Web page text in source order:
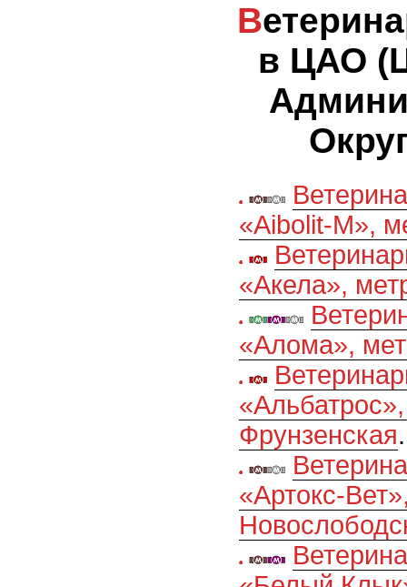
Ветеринарные клиники
в ЦАО
«Aibolit-M»,
«Акела»,
«Алома»,
Фрунзенская.
«Артокс-